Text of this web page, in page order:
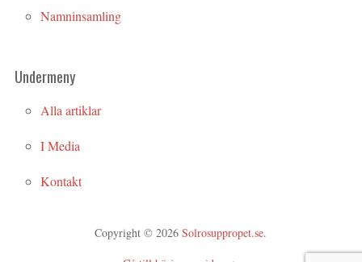
Namninsamling
Undermeny
Alla artiklar
I Media
Kontakt
Copyright © 2026Solrosuppropet.se.